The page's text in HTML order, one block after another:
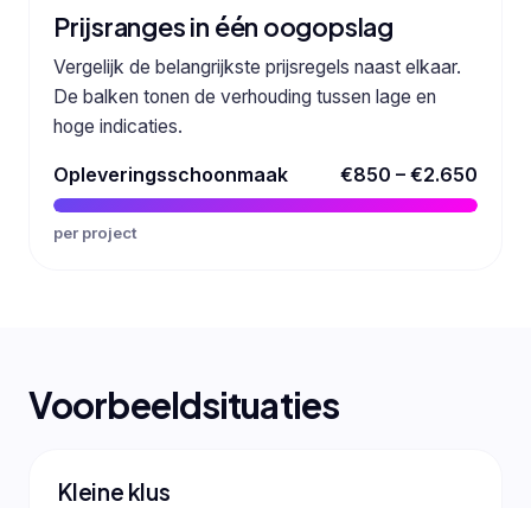
Prijsranges in één oogopslag
Vergelijk de belangrijkste prijsregels naast elkaar.
De balken tonen de verhouding tussen lage en
hoge indicaties.
Opleveringsschoonmaak €850 – €2.650
per project
Voorbeeldsituaties
Kleine klus